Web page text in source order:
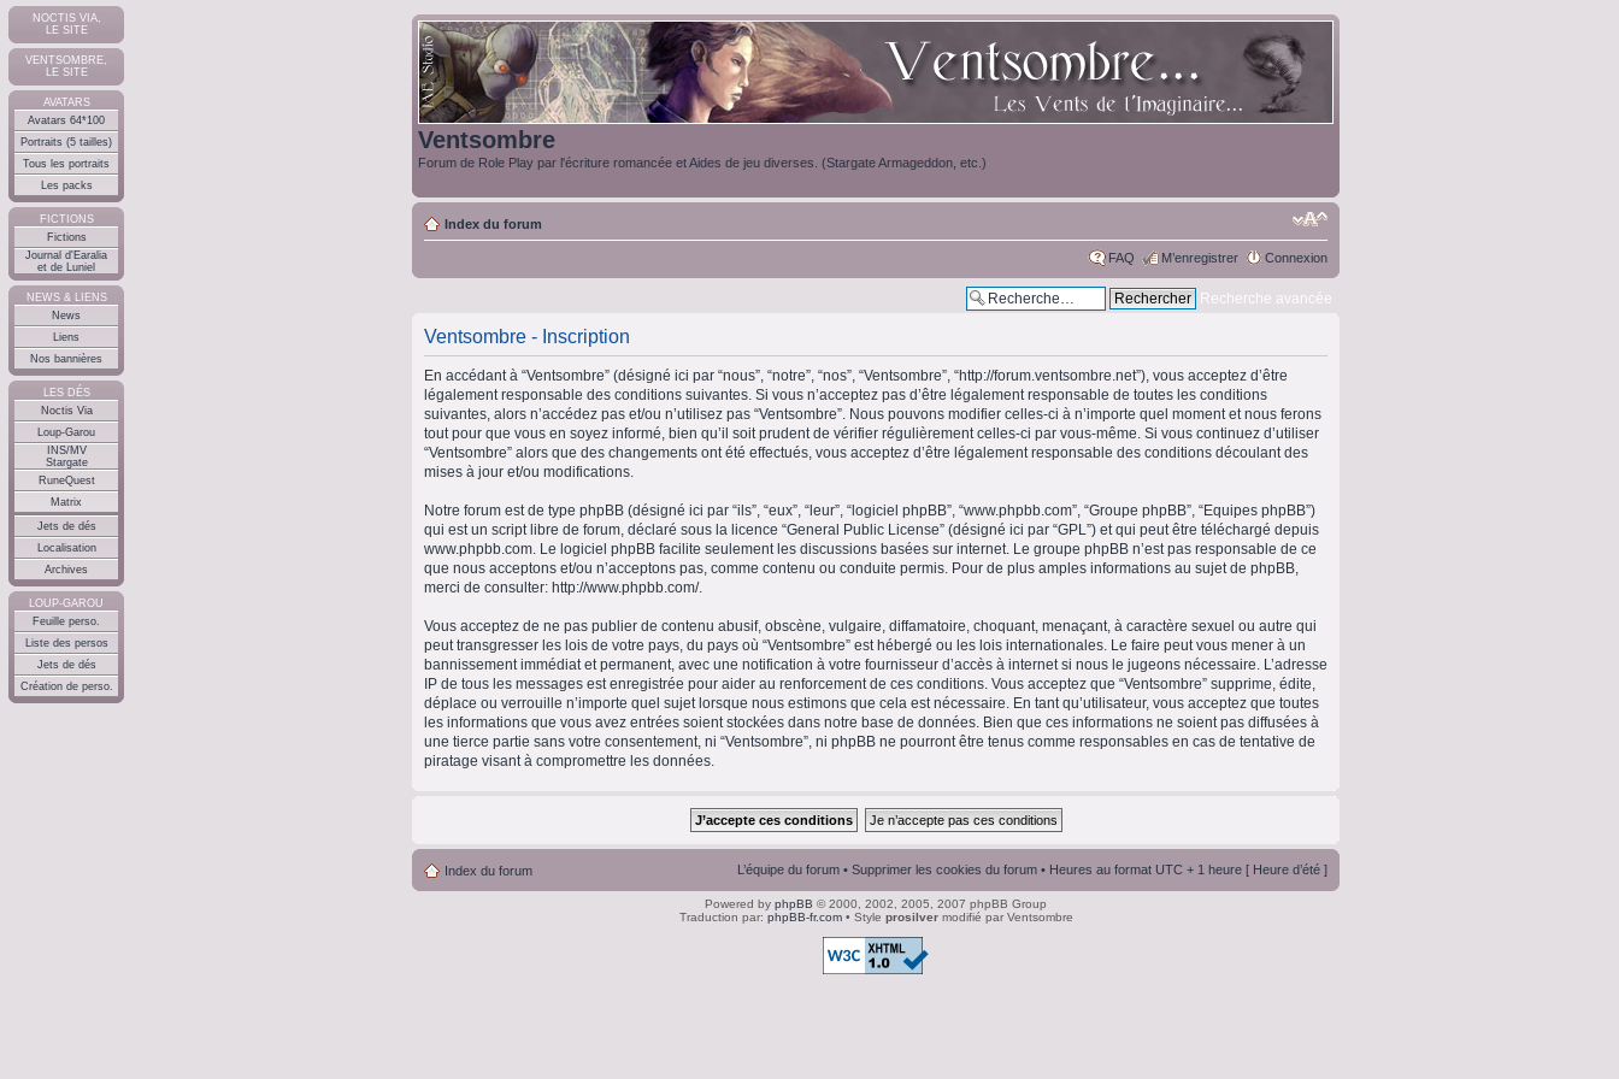
NOCTIS VIA,
LE SITE
VENTSOMBRE,
LE SITE
AVATARS
Avatars 64*100
Portraits (5 tailles)
Tous les portraits
Les packs
FICTIONS
Fictions
Journal d'Earalia
et de Luniel
NEWS & LIENS
News
Liens
Nos bannières
LES DÉS
Noctis Via
Loup-Garou
INS/MV
Stargate
RuneQuest
Matrix
Jets de dés
Localisation
Archives
LOUP-GAROU
Feuille perso.
Liste des persos
Jets de dés
Création de perso.
Ventsombre
Forum de Role Play par l'écriture romancée et Aides de jeu diverses. (Stargate Armageddon, etc.)
Index du forum
FAQ M’enregistrer Connexion
Recherche avancée
Ventsombre - Inscription
En accédant à “Ventsombre” (désigné ici par “nous”, “notre”, “nos”, “Ventsombre”, “http://forum.ventsombre.net”), vous acceptez d’être
légalement responsable des conditions suivantes. Si vous n’acceptez pas d’être légalement responsable de toutes les conditions
suivantes, alors n’accédez pas et/ou n’utilisez pas “Ventsombre”. Nous pouvons modifier celles-ci à n’importe quel moment et nous ferons
tout pour que vous en soyez informé, bien qu’il soit prudent de vérifier régulièrement celles-ci par vous-même. Si vous continuez d’utiliser
“Ventsombre” alors que des changements ont été effectués, vous acceptez d’être légalement responsable des conditions découlant des
mises à jour et/ou modifications.
Notre forum est de type phpBB (désigné ici par “ils”, “eux”, “leur”, “logiciel phpBB”, “www.phpbb.com”, “Groupe phpBB”, “Equipes phpBB”)
qui est un script libre de forum, déclaré sous la licence “General Public License” (désigné ici par “GPL”) et qui peut être téléchargé depuis
www.phpbb.com . Le logiciel phpBB facilite seulement les discussions basées sur internet. Le groupe phpBB n’est pas responsable de ce
que nous acceptons et/ou n’acceptons pas, comme contenu ou conduite permis. Pour de plus amples informations au sujet de phpBB,
merci de consulter: http://www.phpbb.com/.
Vous acceptez de ne pas publier de contenu abusif, obscène, vulgaire, diffamatoire, choquant, menaçant, à caractère sexuel ou autre qui
peut transgresser les lois de votre pays, du pays où “Ventsombre” est hébergé ou les lois internationales. Le faire peut vous mener à un
bannissement immédiat et permanent, avec une notification à votre fournisseur d’accès à internet si nous le jugeons nécessaire. L’adresse
IP de tous les messages est enregistrée pour aider au renforcement de ces conditions. Vous acceptez que “Ventsombre” supprime, édite,
déplace ou verrouille n’importe quel sujet lorsque nous estimons que cela est nécessaire. En tant qu’utilisateur, vous acceptez que toutes
les informations que vous avez entrées soient stockées dans notre base de données. Bien que ces informations ne soient pas diffusées à
une tierce partie sans votre consentement, ni “Ventsombre”, ni phpBB ne pourront être tenus comme responsables en cas de tentative de
piratage visant à compromettre les données.
Index du forum L’équipe du forum • Supprimer les cookies du forum • Heures au format UTC + 1 heure [ Heure d’été ]
Powered by phpBB © 2000, 2002, 2005, 2007 phpBB Group
Traduction par: phpBB-fr.com• Style prosilvermodifié par Ventsombre